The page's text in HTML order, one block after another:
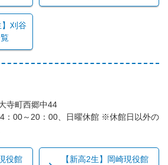
】刈谷
寺町西郷中44
：00～20：00、日曜休館 ※休館日以外の
役館
【新高2生】岡崎現役館